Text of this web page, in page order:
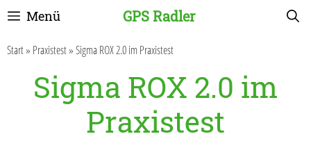
Zum
springen
GPS Radler
Menü
Start» Praxistest»Sigma ROX 2.0 im Praxistest
Sigma ROX 2.0 im
Praxistest